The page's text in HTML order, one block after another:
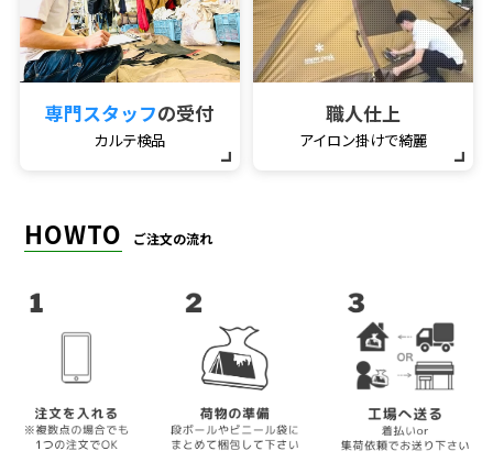
専門スタッフの受付
カルテ検品
職人仕上
アイロン掛けで綺麗
HOWTO ご注文の流れ